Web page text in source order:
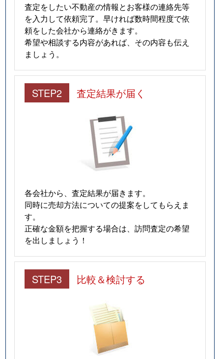
査定をしたい不動産の情報とお客様の連絡先等
を入力して依頼完了。早ければ数時間程度で依
頼をした会社から連絡がきます。
希望や相談する内容があれば、その内容も伝え
ましょう。
STEP2 査定結果が届く
各会社から、査定結果が届きます。
同時に売却方法についての提案をしてもらえま
す。
正確な金額を把握する場合は、訪問査定の希望
を出しましょう！
STEP3 比較＆検討する